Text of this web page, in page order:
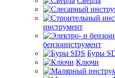
инструмент
бензоинструмент
Буры
Ключи